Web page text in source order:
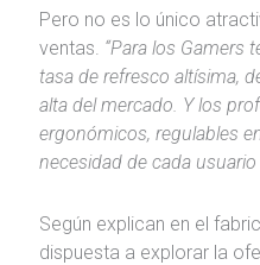
Pero no es lo único
ventas. “Para los Gamers
tasa de refresco altísima,
alta del mercado. Y los
ergonómicos, regulables
necesidad de cada usuario
Según explican en el
dispuesta a explorar la